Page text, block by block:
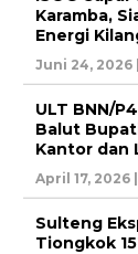
Karamba,
Energi
Juni 24, 2026
ULT BNN/
Balut
Kantor dan
April 17, 2026
Sulteng
Tiongkok